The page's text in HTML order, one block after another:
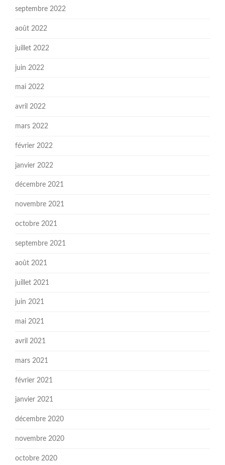
septembre 2022
août 2022
juillet 2022
juin 2022
mai 2022
avril 2022
mars 2022
février 2022
janvier 2022
décembre 2021
novembre 2021
octobre 2021
septembre 2021
août 2021
juillet 2021
juin 2021
mai 2021
avril 2021
mars 2021
février 2021
janvier 2021
décembre 2020
novembre 2020
octobre 2020